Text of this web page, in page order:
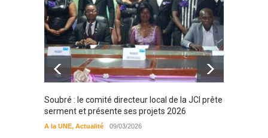
Soubré : le comité directeur local de la JCI prête
serment et présente ses projets 2026
A la UNE, Actualité 09/03/2026